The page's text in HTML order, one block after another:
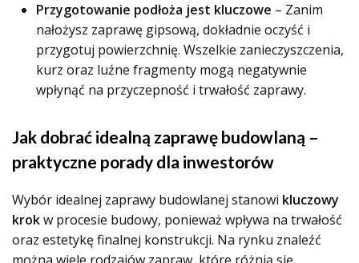
Przygotowanie podłoża jest kluczowe – Zanim
nałożysz zaprawę gipsową, dokładnie oczyść i
przygotuj powierzchnię. Wszelkie zanieczyszczenia,
kurz oraz luźne fragmenty mogą negatywnie
wpłynąć na przyczepność i trwałość zaprawy.
Jak dobrać idealną zaprawę budowlaną –
praktyczne porady dla inwestorów
Wybór idealnej zaprawy budowlanej stanowi kluczowy
krokw procesie budowy, ponieważ wpływa na trwałość
oraz estetykę finalnej konstrukcji. Na rynku znaleźć